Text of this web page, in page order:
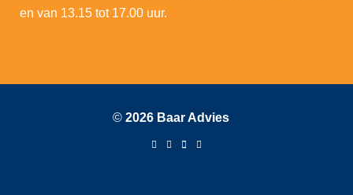
en van 13.15 tot 17.00 uur.
© 2026 Baar Advies